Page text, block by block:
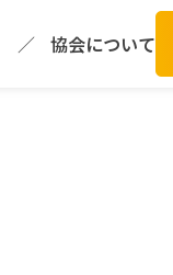
協会について